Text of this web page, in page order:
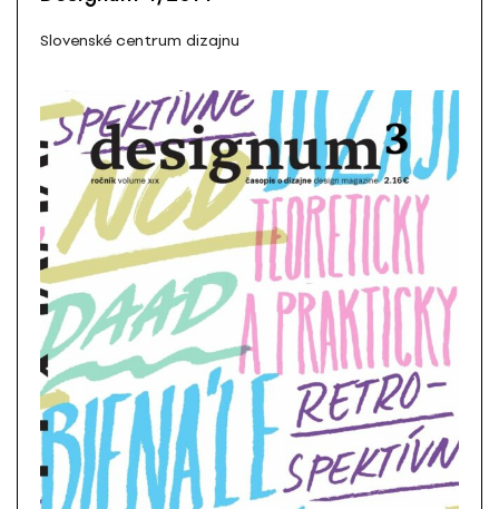
Slovenské centrum dizajnu